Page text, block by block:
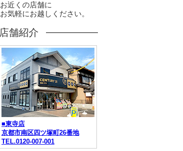
お近くの店舗に
お気軽にお越しください。
店舗紹介
■東寺店
京都市南区四ツ塚町26番地
TEL.0120-007-001